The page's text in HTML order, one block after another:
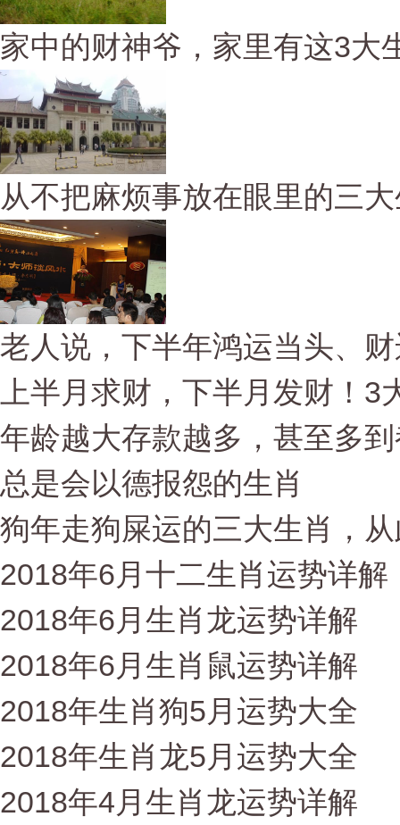
家中的财神爷，家里有这3大
从不把麻烦事放在眼里的三
老人说，下半年鸿运当头、
上半月求财，下半月发财！3
年龄越大存款越多，甚至多
总是会以德报怨的生肖
狗年走狗屎运的三大生肖，
2018年6月十二生肖运势详解
2018年6月生肖龙运势详解
2018年6月生肖鼠运势详解
2018年生肖狗5月运势大全
2018年生肖龙5月运势大全
2018年4月生肖龙运势详解